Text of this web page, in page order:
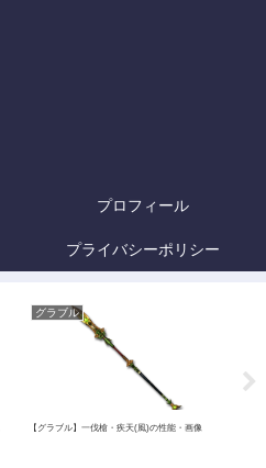
プロフィール
プライバシーポリシー
グラブル
【グラブル】一伐槍・疾天(風)の性能・画像